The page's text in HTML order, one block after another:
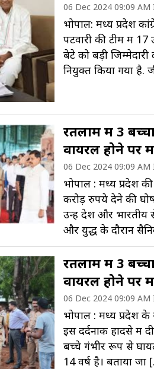
06 Dec 2024 09:09 AM
भोपाल: मध्य प्रदेश
पटवारी की टीम में
बेटे को बड़ी जिम्मेदारी
नियुक्त किया गया है.
रतलाम में 3 बच्चों
वायरल होने पर
06 Dec 2024 09:09 AM
भोपाल : मध्य प्रदेश
करोड़ रुपये देने की
उन्हें देश और भारतीय
और युद्ध के दौरान
रतलाम में 3 बच्चों
वायरल होने पर
06 Dec 2024 09:09 AM
भोपाल : मध्य प्रदेश
इस दर्दनाक हादसे में
बच्चे गंभीर रूप से
14 वर्ष है। बताया जा